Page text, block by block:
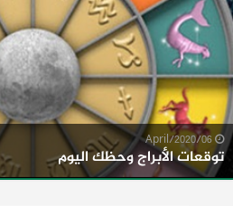
توقعات الأبراج وحظك اليوم